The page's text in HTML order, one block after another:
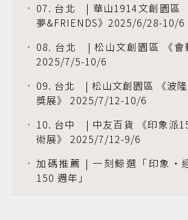
07. 台北 | 華山1914文創園區
夢&FRIENDS》2025/6/28-10/6
08. 台北 | 松山文創園區 《會
2025/7/5-10/6
09. 台北 | 松山文創園區 《波隆
獎展》 2025/7/12-10/6
10. 台中 | 中友百貨 《印象派
術展》 2025/7/12-9/6
加碼推薦 | 一刻鯨選「印象・
150 週年」